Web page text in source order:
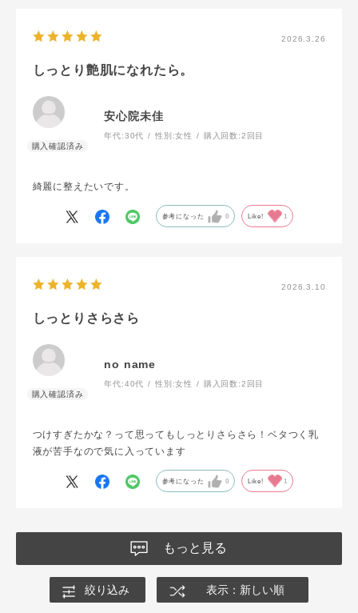
2026.3.26
しっとり艶肌になれたら。
安心院未佳
年代:30代 性別:女性 購入回数:2回目
綺麗に整えたいです。
参考になった 0 Like! 1
2026.3.10
しっとりさらさら
no name
年代:40代 性別:女性 購入回数:2回目
つけすぎたかな？って思ってもしっとりさらさら！ベタつく乳
液が苦手なので気に入っています
参考になった 0 Like! 1
もっと見る
絞り込み 表示：新しい順